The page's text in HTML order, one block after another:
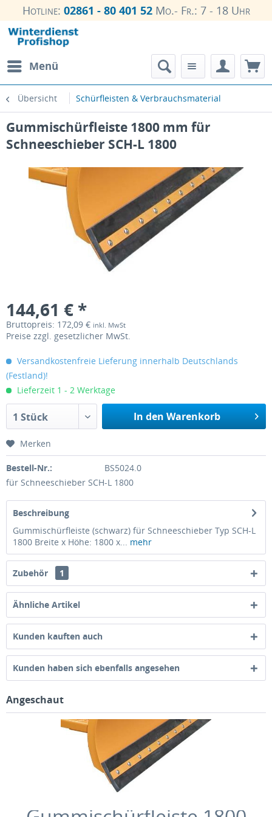
Hotline: 02861 - 80 401 52Mo.- Fr.: 7 - 18 Uhr
Menü
Übersicht Schürfleisten & Verbrauchsmaterial
Gummischürfleiste 1800 mm für
Schneeschieber SCH-L 1800
144,61 € *
Bruttopreis: 172,09 € inkl. MwSt
Preise zzgl. gesetzlicher MwSt.
Versandkostenfreie Lieferung innerhalb Deutschlands
(Festland)!
Lieferzeit 1 - 2 Werktage
1 Stück In den Warenkorb
Merken
Bestell-Nr.:
BS5024.0
für Schneeschieber SCH-L 1800
Beschreibung
Gummischürfleiste (schwarz) für Schneeschieber Typ SCH-L
1800 Breite x Höhe: 1800 x... mehr
Zubehör 1
Ähnliche Artikel
Kunden kauften auch
Kunden haben sich ebenfalls angesehen
Angeschaut